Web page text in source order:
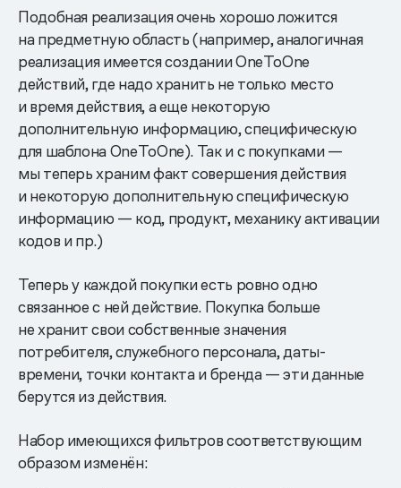
Подобная реализация очень хорошо ложится
на предметную область (например, аналогичная
реализация имеется создании OneToOne
действий, где надо хранить не только место
и время действия, а еще некоторую
дополнительную информацию, специфическую
для шаблона OneToOne). Так и с покупками —
мы теперь храним факт совершения действия
и некоторую дополнительную специфическую
информацию — код, продукт, механику активации
кодов и пр.)
Теперь у каждой покупки есть ровно одно
связанное с ней действие. Покупка больше
не хранит свои собственные значения
потребителя, служебного персонала, даты-
времени, точки контакта и бренда — эти данные
берутся из действия.
Набор имеющихся фильтров соответствующим
образом изменён: